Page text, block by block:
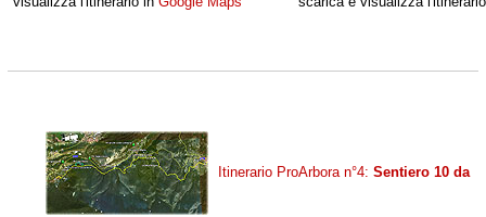
Itinerario ProArbora n°4: Sentiero 10 da